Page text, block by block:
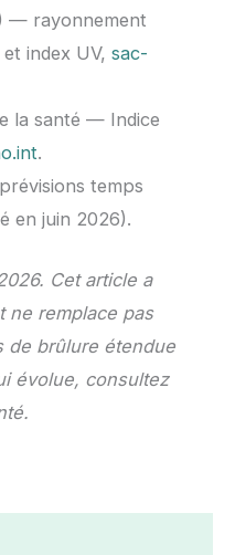
— rayonnement
index UV, sac-
la santé — Indice
.
temps
en juin 2026).
Cet article a
ne remplace pas
de brûlure étendue
évolue, consultez